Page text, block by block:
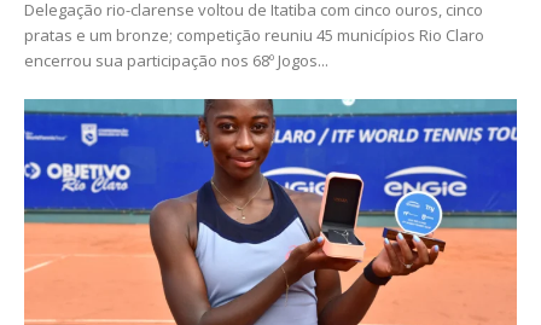
Delegação rio-clarense voltou de Itatiba com cinco ouros, cinco
pratas e um bronze; competição reuniu 45 municípios Rio Claro
encerrou sua participação nos 68º Jogos...